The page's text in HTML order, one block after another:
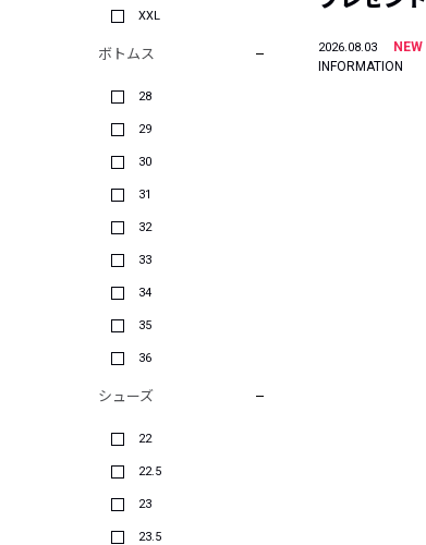
XXL
ボトムス
28
29
30
31
32
33
34
35
36
シューズ
22
22.5
23
23.5
2026.08.03
NEW
INFORMATION